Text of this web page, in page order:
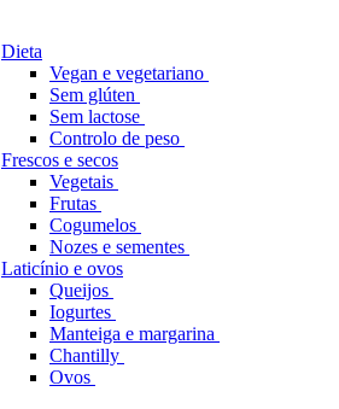
Dieta
Vegan e vegetariano
Sem glúten
Sem lactose
Controlo de peso
Frescos e secos
Vegetais
Frutas
Cogumelos
Nozes e sementes
Laticínio e ovos
Queijos
Iogurtes
Manteiga e margarina
Chantilly
Ovos